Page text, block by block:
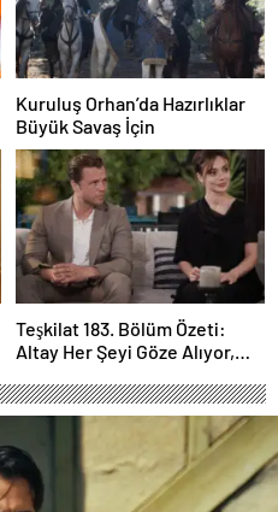
Kuruluş Orhan’da Hazırlıklar
Büyük Savaş İçin
Teşkilat 183. Bölüm Özeti:
Altay Her Şeyi Göze Alıyor,